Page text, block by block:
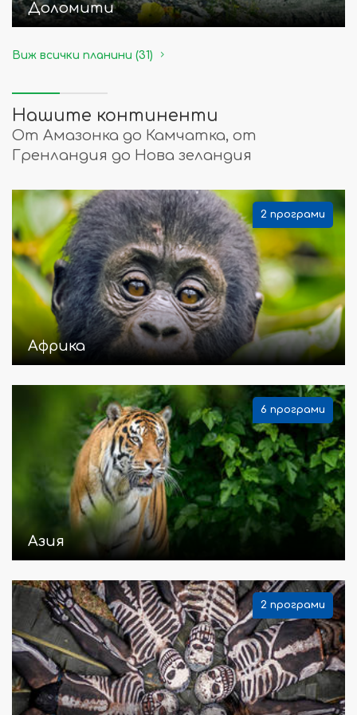
Доломити
Виж всички планини (31)
Нашите континенти
От Амазонка до Камчатка, от
Гренландия до Нова зеландия
2 програми
Африка
6 програми
Азия
2 програми